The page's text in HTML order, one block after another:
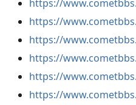
https://
https://
https://
https://
https://
https://